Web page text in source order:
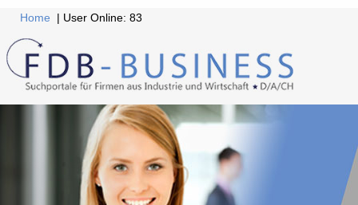
Home | User Online: 83